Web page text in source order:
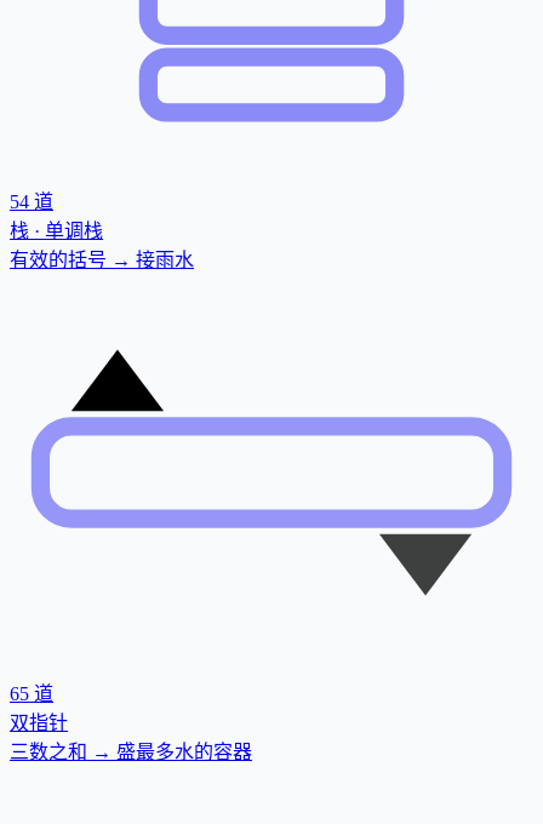
54 道
栈 · 单调栈
有效的括号 → 接雨水
65 道
双指针
三数之和 → 盛最多水的容器